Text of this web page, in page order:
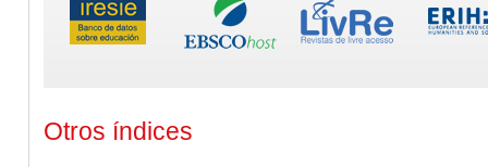
Otros índices